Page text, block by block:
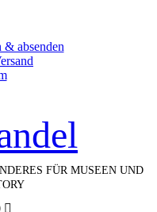
& absenden
FÜR MUSEEN UND